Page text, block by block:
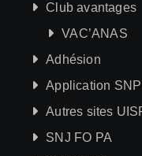
Club avantages
VAC’ANAS
Adhésion
Application
Autres sites
SNJ FO PA